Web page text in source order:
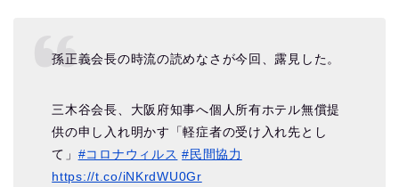
孫正義会長の時流の読めなさが今回、露見した。
三木谷会長、大阪府知事へ個人所有ホテル無償提
供の申し入れ明かす「軽症者の受け入れ先とし
て」 #コロナウィルス #民間協力
https://t.co/iNKrdWU0Gr